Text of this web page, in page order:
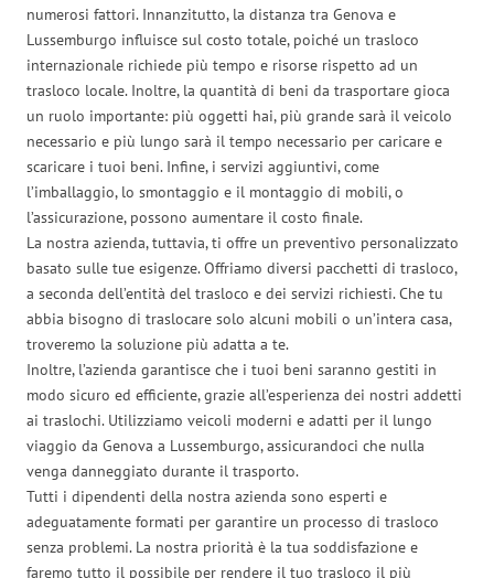
numerosi fattori. Innanzitutto, la distanza tra Genova e
Lussemburgo influisce sul costo totale, poiché un trasloco
internazionale richiede più tempo e risorse rispetto ad un
trasloco locale. Inoltre, la quantità di beni da trasportare gioca
un ruolo importante: più oggetti hai, più grande sarà il veicolo
necessario e più lungo sarà il tempo necessario per caricare e
scaricare i tuoi beni. Infine, i servizi aggiuntivi, come
l’imballaggio, lo smontaggio e il montaggio di mobili, o
l’assicurazione, possono aumentare il costo finale.
La nostra azienda, tuttavia, ti offre un preventivo personalizzato
basato sulle tue esigenze. Offriamo diversi pacchetti di trasloco,
a seconda dell’entità del trasloco e dei servizi richiesti. Che tu
abbia bisogno di traslocare solo alcuni mobili o un’intera casa,
troveremo la soluzione più adatta a te.
Inoltre, l’azienda garantisce che i tuoi beni saranno gestiti in
modo sicuro ed efficiente, grazie all’esperienza dei nostri addetti
ai traslochi. Utilizziamo veicoli moderni e adatti per il lungo
viaggio da Genova a Lussemburgo, assicurandoci che nulla
venga danneggiato durante il trasporto.
Tutti i dipendenti della nostra azienda sono esperti e
adeguatamente formati per garantire un processo di trasloco
senza problemi. La nostra priorità è la tua soddisfazione e
faremo tutto il possibile per rendere il tuo trasloco il più